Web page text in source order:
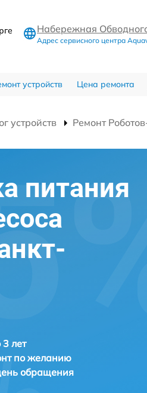
Набережная
Адрес сервисного центра
устройств Цена ремонта
устройств Ремонт
питания
3 лет
по желанию
обращения